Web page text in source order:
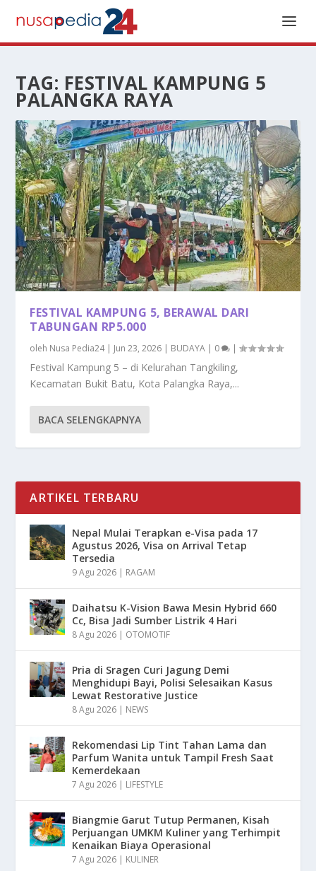
TAG: FESTIVAL KAMPUNG 5
PALANGKA RAYA
FESTIVAL KAMPUNG 5, BERAWAL DARI
TABUNGAN RP5.000
oleh Nusa Pedia24| Jun 23, 2026 | BUDAYA | 0 |
Festival Kampung 5 – di Kelurahan Tangkiling,
Kecamatan Bukit Batu, Kota Palangka Raya,...
BACA SELENGKAPNYA
ARTIKEL TERBARU
Nepal Mulai Terapkan e-Visa pada 17
Agustus 2026, Visa on Arrival Tetap
Tersedia
9 Agu 2026 | RAGAM
Daihatsu K-Vision Bawa Mesin Hybrid 660
Cc, Bisa Jadi Sumber Listrik 4 Hari
8 Agu 2026 | OTOMOTIF
Pria di Sragen Curi Jagung Demi
Menghidupi Bayi, Polisi Selesaikan Kasus
Lewat Restorative Justice
8 Agu 2026 | NEWS
Rekomendasi Lip Tint Tahan Lama dan
Parfum Wanita untuk Tampil Fresh Saat
Kemerdekaan
7 Agu 2026 | LIFESTYLE
Biangmie Garut Tutup Permanen, Kisah
Perjuangan UMKM Kuliner yang Terhimpit
Kenaikan Biaya Operasional
7 Agu 2026 | KULINER